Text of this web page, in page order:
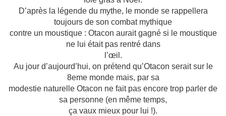
D’après la légende du mythe, le monde se rappellera
toujours de son combat mythique
contre un moustique : Otacon aurait gagné si le moustique
ne lui était pas rentré dans
l’œil.
Au jour d’aujourd’hui, on prétend qu’Otacon serait sur le
8eme monde mais, par sa
modestie naturelle Otacon ne fait pas encore trop parler de
sa personne (en même temps,
ça vaux mieux pour lui !).